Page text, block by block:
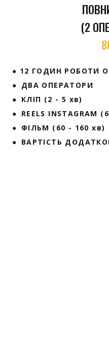
(2
● 12 ГОДИН РОБОТИ
● ДВА ОПЕРАТОРИ
● КЛІП (2 - 5 хв)
● REELS INSTAGRAM
● ФІЛЬМ (60 - 160 хв)
● ВАРТІСТЬ